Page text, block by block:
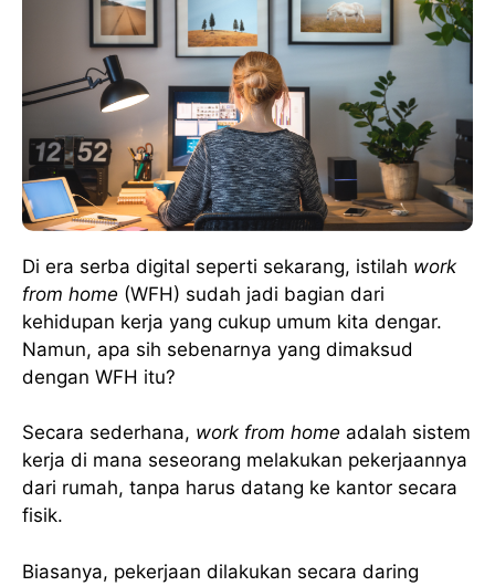
Di era serba digital seperti sekarang, istilah work
from home (WFH) sudah jadi bagian dari
kehidupan kerja yang cukup umum kita dengar.
Namun, apa sih sebenarnya yang dimaksud
dengan WFH itu?
Secara sederhana, work from home adalah sistem
kerja di mana seseorang melakukan pekerjaannya
dari rumah, tanpa harus datang ke kantor secara
fisik.
Biasanya, pekerjaan dilakukan secara daring